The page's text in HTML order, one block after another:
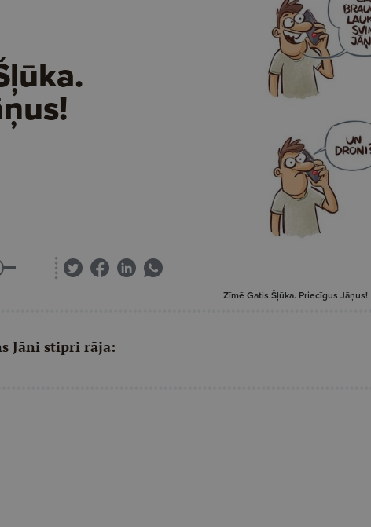
Zīmē Gatis Šļūka. Priecīgus Jāņus!
Jāni stipri rāja: